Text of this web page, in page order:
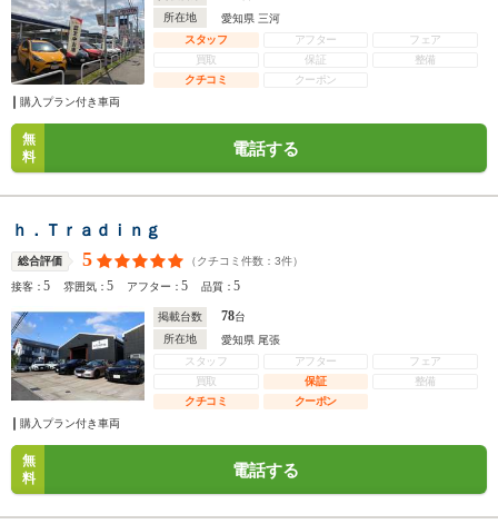
所在地
愛知県 三河
スタッフ
アフター
フェア
買取
保証
整備
クチコミ
クーポン
購入プラン付き車両
無
料
電話する
ｈ．Ｔｒａｄｉｎｇ
総合評価 5 （クチコミ件数： 3件）
接客：5 雰囲気：5 アフター：5 品質：5
掲載台数 78台
所在地
愛知県 尾張
スタッフ
アフター
フェア
買取
保証
整備
クチコミ
クーポン
購入プラン付き車両
無
料
電話する